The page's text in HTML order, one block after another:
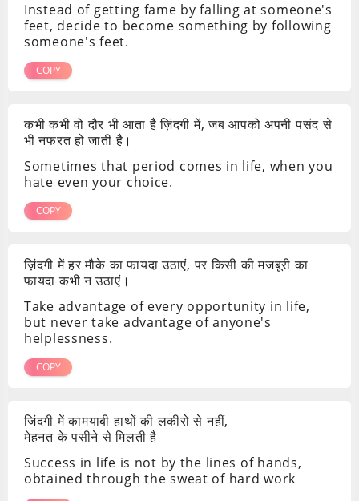
Instead of getting fame by falling at someone's
feet, decide to become something by following
someone's feet.
COPY
कभी कभी वो दौर भी आता है ज़िंदगी में, जब आपको अपनी पसंद से
भी नफरत हो जाती है।
Sometimes that period comes in life, when you
hate even your choice.
COPY
ज़िंदगी में हर मौके का फायदा उठाएं, पर किसी की मजबूरी का
फायदा कभी न उठाएं।
Take advantage of every opportunity in life,
but never take advantage of anyone's
helplessness.
COPY
जिंदगी में कामयाबी हाथों की लकीरो से नहीं,
मेहनत के पसीने से मिलती है
Success in life is not by the lines of hands,
obtained through the sweat of hard work